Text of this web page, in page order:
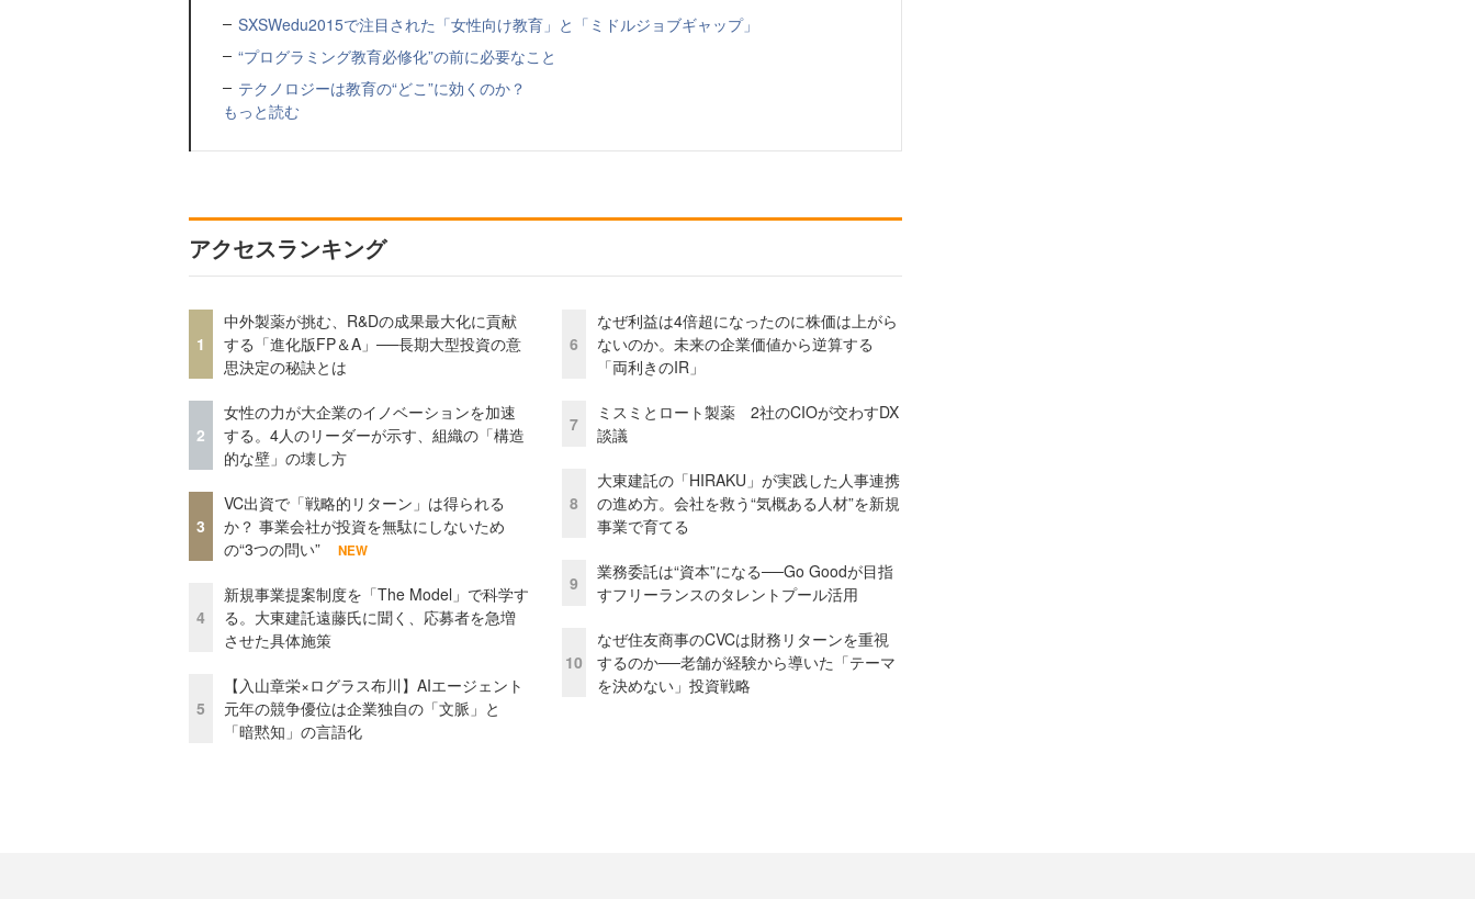
SXSWedu2015で注目された「女性向け教育」と「ミドルジョブギャップ」
“プログラミング教育必修化”の前に必要なこと
テクノロジーは教育の“どこ”に効くのか？
もっと読む
アクセスランキング
1
中外製薬が挑む、R&Dの成果最大化に貢献
する「進化版FP＆A」──長期大型投資の意
思決定の秘訣とは
2
女性の力が大企業のイノベーションを加速
する。4人のリーダーが示す、組織の「構造
的な壁」の壊し方
3
VC出資で「戦略的リターン」は得られる
か？ 事業会社が投資を無駄にしないため
の“3つの問い”
NEW
4
新規事業提案制度を「The Model」で科学す
る。大東建託遠藤氏に聞く、応募者を急増
させた具体施策
5
【入山章栄×ログラス布川】AIエージェント
元年の競争優位は企業独自の「文脈」と
「暗黙知」の言語化
6
なぜ利益は4倍超になったのに株価は上がら
ないのか。未来の企業価値から逆算する
「両利きのIR」
7
ミスミとロート製薬 2社のCIOが交わすDX
談議
8
大東建託の「HIRAKU」が実践した人事連携
の進め方。会社を救う“気概ある人材”を新規
事業で育てる
9
業務委託は“資本”になる──Go Goodが目指
すフリーランスのタレントプール活用
10
なぜ住友商事のCVCは財務リターンを重視
するのか──老舗が経験から導いた「テーマ
を決めない」投資戦略